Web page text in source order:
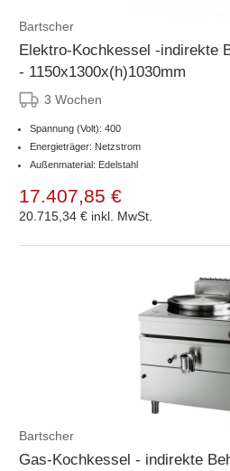
Bartscher
Elektro-Kochkessel -indirekte
- 1150x1300x(h)1030mm
3 Wochen
Spannung (Volt): 400
Energieträger: Netzstrom
Außenmaterial: Edelstahl
17.407,85 €
20.715,34 € inkl. MwSt.
Bartscher
Gas-Kochkessel - indirekte